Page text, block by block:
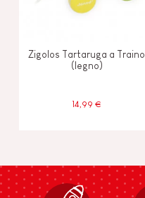
Zigolos Tartaruga a Traino
(legno)
14,99 €